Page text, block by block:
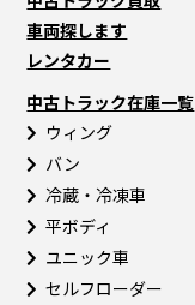
車両探します
レンタカー
中古トラック在庫一覧
ウィング
バン
冷蔵・冷凍車
平ボディ
ユニック車
セルフローダー